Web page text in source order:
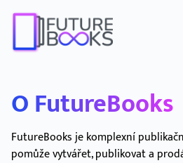
O FutureBooks
FutureBooks je komplexní
pomůže vytvářet, publikovat a